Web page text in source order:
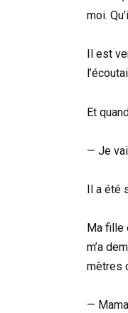
moi.
Il est
Et
— Je
Il a été
Ma fille
m’a
mètres
—